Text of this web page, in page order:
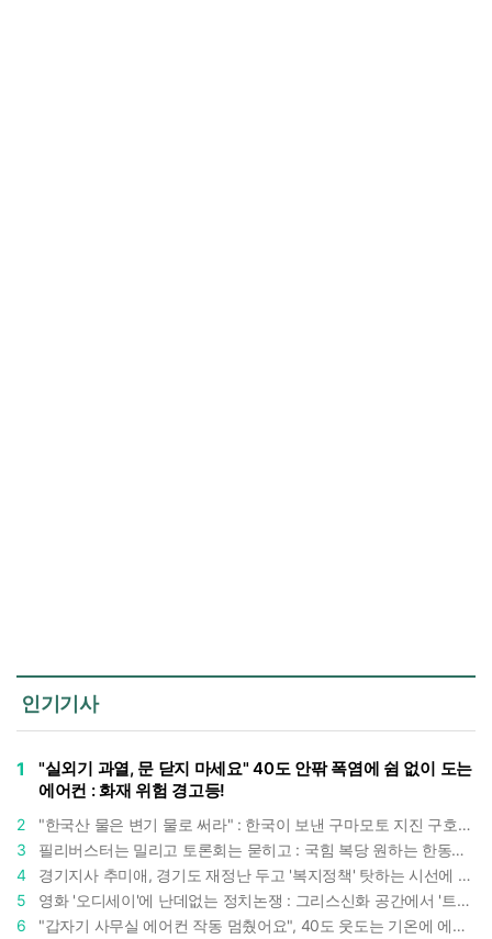
인기기사
1
"실외기 과열, 문 닫지 마세요" 40도 안팎 폭염에 쉼 없이 도는
에어컨 : 화재 위험 경고등!
2
"한국산 물은 변기 물로 써라" : 한국이 보낸 구마모토 지진 구호품에 한 일본인의 '어처구니 없는' 반응
3
필리버스터는 밀리고 토론회는 묻히고 : 국힘 복당 원하는 한동훈, '검사 정치'의 한계만 드러내나
4
경기지사 추미애, 경기도 재정난 두고 '복지정책' 탓하는 시선에 정면 반박 : "고령자와 아이 인구 급증"
5
영화 '오디세이'에 난데없는 정치논쟁 : 그리스신화 공간에서 '트럼프 전쟁의 참혹함'이 보인다
6
"갑자기 사무실 에어컨 작동 멈췄어요", 40도 웃도는 기온에 에어컨도 숨이 찬다